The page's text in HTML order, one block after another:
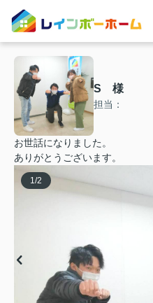
S 様
担当：
お世話になりました。
ありがとうございます。
1 /2